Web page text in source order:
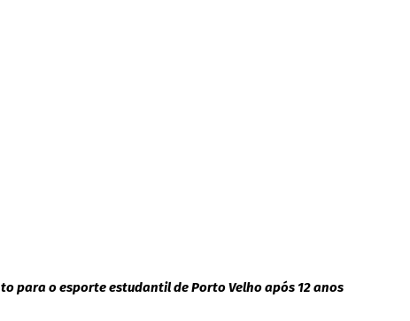
para o esporte estudantil de Porto Velho após 12 anos